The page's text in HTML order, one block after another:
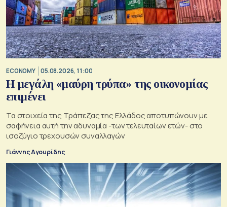
ECONOMY 05.08.2026, 11:00
Η μεγάλη «μαύρη τρύπα» της οικονομίας
επιμένει
Τα στοιχεία της Τράπεζας της Ελλάδος αποτυπώνουν με
σαφήνεια αυτή την αδυναμία -των τελευταίων ετών- στο
ισοζύγιο τρεχουσών συναλλαγών
Γιάννης Αγουρίδης